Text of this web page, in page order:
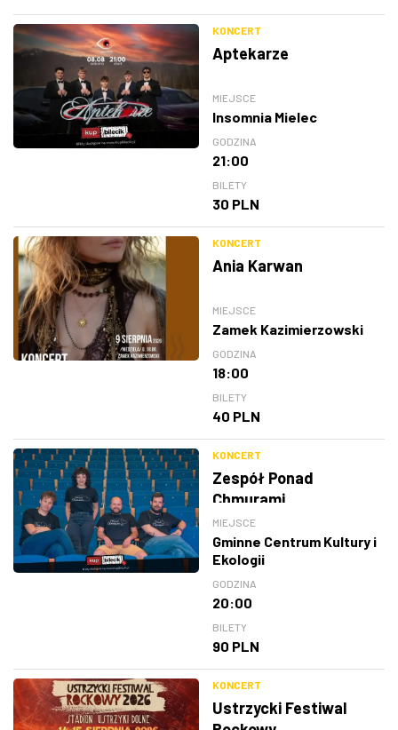
KONCERT
Aptekarze
MIEJSCE
Insomnia Mielec
GODZINA
21:00
BILETY
30 PLN
KONCERT
Ania Karwan
MIEJSCE
Zamek Kazimierzowski
GODZINA
18:00
BILETY
40 PLN
KONCERT
Zespół Ponad
Chmurami
MIEJSCE
Gminne Centrum Kultury i
Ekologii
GODZINA
20:00
BILETY
90 PLN
KONCERT
Ustrzycki Festiwal